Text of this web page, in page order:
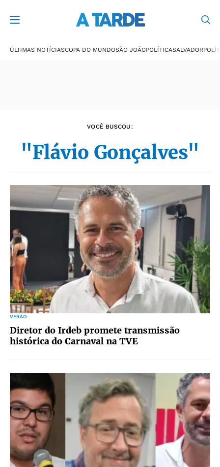
ÚLTIMAS NOTÍCIASCOPA DO MUNDOSÃO JOÃOPOLÍTICASALVADOR
VOCÊ BUSCOU:
"Flávio Gonçalves"
VERÃO
Diretor do Irdeb promete transmissão
histórica do Carnaval na TVE